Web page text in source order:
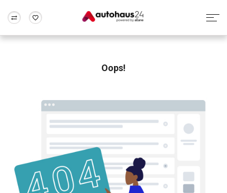
Rund um die Inzahlungnahme
Oops!